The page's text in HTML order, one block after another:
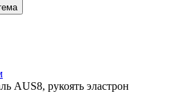
AUS8, рукоять эластрон